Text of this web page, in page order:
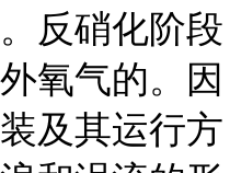
反硝化阶段
氧气的。因
及其运行方